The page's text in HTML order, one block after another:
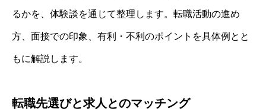
るかを、体験談を通じて整理します。転職活動の進め
方、面接での印象、有利・不利のポイントを具体例とと
もに解説します。
転職先選びと求人とのマッチング